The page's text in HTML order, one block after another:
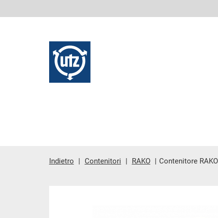
Indietro Contenitori RAKO Contenitore RAKO